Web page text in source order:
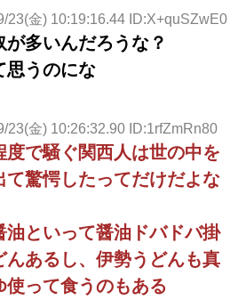
23(金) 10:19:16.44 ID:X+quSZwE0
多いんだろうな？
思うのにな
23(金) 10:26:32.90 ID:1rfZmRn80
度で騒ぐ関西人は世の中を
て驚愕したってだけだよな
油といって醤油ドバドバ掛
んあるし、伊勢うどんも真
使って食うのもある